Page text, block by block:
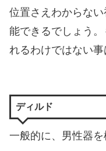
位置さえわからな
能できるでしょう
れるわけではない事
ディルド
一般的に、男性器を